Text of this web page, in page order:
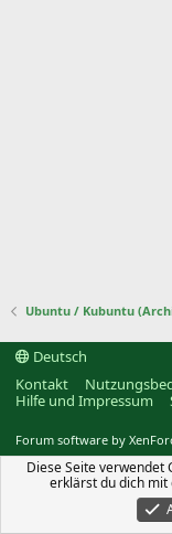
Ubuntu / Kubuntu
Deutsch
Kontakt
Hilfe und Impressum
Forum software by
Diese Seite verwendet
erklärst du dich mit